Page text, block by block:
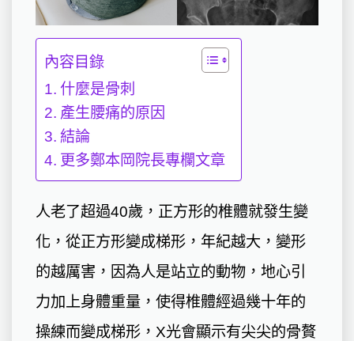
內容目錄
什麼是骨刺
產生腰痛的原因
結論
更多鄭本岡院長專欄文章
人老了超過40歲，正方形的椎體就發生變
化，從正方形變成梯形，年紀越大，變形
的越厲害，因為人是站立的動物，地心引
力加上身體重量，使得椎體經過幾十年的
操練而變成梯形，X光會顯示有尖尖的骨贅